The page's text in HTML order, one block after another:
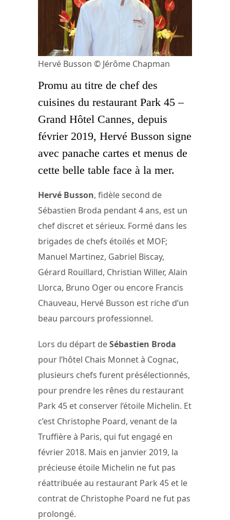
Hervé Busson © Jérôme Chapman
Promu au titre de chef des
cuisines du restaurant Park 45 –
Grand Hôtel Cannes, depuis
février 2019, Hervé Busson signe
avec panache cartes et menus de
cette belle table face à la mer.
Hervé Busson, fidèle second de
Sébastien Broda pendant 4 ans, est un
chef discret et sérieux. Formé dans les
brigades de chefs étoilés et MOF;
Manuel Martinez, Gabriel Biscay,
Gérard Rouillard, Christian Willer, Alain
Llorca, Bruno Oger ou encore Francis
Chauveau, Hervé Busson est riche d’un
beau parcours professionnel.
Lors du départ deSébastien Broda
pour l’hôtel Chais Monnet à Cognac,
plusieurs chefs furent présélectionnés,
pour prendre les rênes du restaurant
Park 45 et conserver l’étoile Michelin. Et
c’est Christophe Poard, venant de la
Truffière à Paris, qui fut engagé en
février 2018. Mais en janvier 2019, la
précieuse étoile Michelin ne fut pas
réattribuée au restaurant Park 45 et le
contrat de Christophe Poard ne fut pas
prolongé.